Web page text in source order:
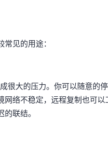
见的用途：
很大的压力。你可以随意的
网络不稳定，远程复制也可
联结。